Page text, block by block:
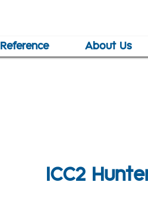
Reference About Us
ICC2